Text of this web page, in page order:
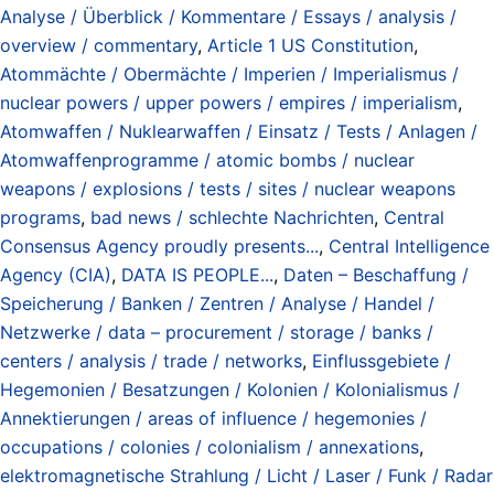
Analyse / Überblick / Kommentare / Essays / analysis /
overview / commentary, Article 1 US Constitution,
Atommächte / Obermächte / Imperien / Imperialismus /
nuclear powers / upper powers / empires / imperialism,
Atomwaffen / Nuklearwaffen / Einsatz / Tests / Anlagen /
Atomwaffenprogramme / atomic bombs / nuclear
weapons / explosions / tests / sites / nuclear weapons
programs, bad news / schlechte Nachrichten, Central
Consensus Agency proudly presents..., Central Intelligence
Agency (CIA), DATA IS PEOPLE..., Daten – Beschaffung /
Speicherung / Banken / Zentren / Analyse / Handel /
Netzwerke / data – procurement / storage / banks /
centers / analysis / trade / networks, Einflussgebiete /
Hegemonien / Besatzungen / Kolonien / Kolonialismus /
Annektierungen / areas of influence / hegemonies /
occupations / colonies / colonialism / annexations,
elektromagnetische Strahlung / Licht / Laser / Funk / Radar